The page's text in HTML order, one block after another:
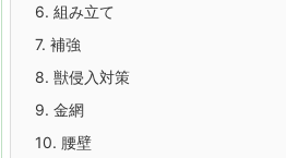
6. 組み立て
7. 補強
8. 獣侵入対策
9. 金網
10. 腰壁